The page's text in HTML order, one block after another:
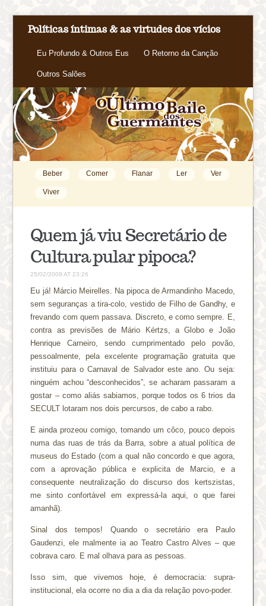
Políticas íntimas & as virtudes dos vícios
Eu Profundo & Outros Eus O Retorno da Canção
Outros Salões
Beber Comer Flanar Ler Ver
Viver
Quem já viu Secretário de
Cultura pular pipoca?
25/02/2009 AT 23:26
Eu já! Márcio Meirelles. Na pipoca de Armandinho Macedo,
sem seguranças a tira-colo, vestido de Filho de Gandhy, e
frevando com quem passava. Discreto, e como sempre. E,
contra as previsões de Mário Kértzs, a Globo e João
Henrique Carneiro, sendo cumprimentado pelo povão,
pessoalmente, pela excelente programação gratuita que
instituiu para o Carnaval de Salvador este ano. Ou seja:
ninguém achou “desconhecidos”, se acharam passaram a
gostar – como aliás sabiamos, porque todos os 6 trios da
SECULT lotaram nos dois percursos, de cabo a rabo.
E ainda prozeou comigo, tomando um côco, pouco depois
numa das ruas de trás da Barra, sobre a atual política de
museus do Estado (com a qual não concordo e que agora,
com a aprovação pública e explicita de Marcio, e a
consequente neutralização do discurso dos kertszistas,
me sinto confortável em expressá-la aqui, o que farei
amanhã).
Sinal dos tempos! Quando o secretário era Paulo
Gaudenzi, ele malmente ia ao Teatro Castro Alves – que
cobrava caro. E mal olhava para as pessoas.
Isso sim, que vivemos hoje, é democracia: supra-
institucional, ela ocorre no dia a dia da relação povo-poder.